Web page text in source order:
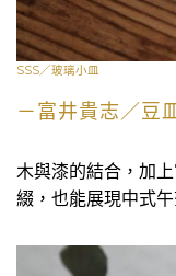
SSS／玻璃小皿
－富井貴志／豆
木與漆的結合，加
綴，也能展現中式